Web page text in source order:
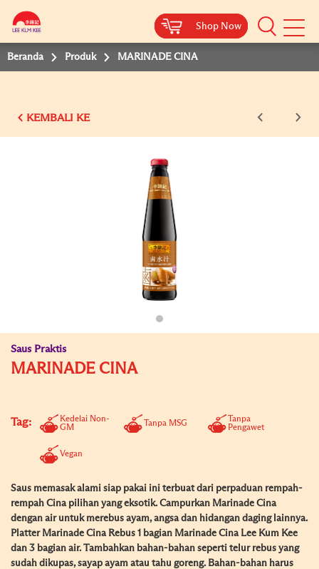
Shop Now
Shop Now
Shop Now
Beranda Produk MARINADE CINA
KEMBALI KE
Saus Praktis
MARINADE CINA
Tag:
Kedelai Non-
GM
Tanpa MSG
Tanpa
Pengawet
Vegan
Saus memasak alami siap pakai ini terbuat dari perpaduan rempah-
rempah Cina pilihan yang eksotik. Campurkan Marinade Cina
dengan air untuk merebus ayam, angsa dan hidangan daging lainnya.
Platter Marinade Cina Rebus 1 bagian Marinade Cina Lee Kum Kee
dan 3 bagian air. Tambahkan bahan-bahan seperti telur rebus yang
sudah dikupas, sayap ayam atau tahu goreng. Bahan-bahan harus